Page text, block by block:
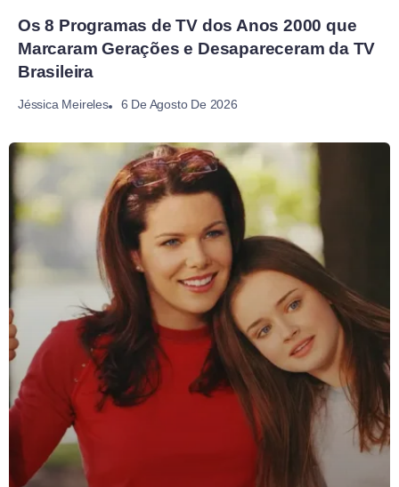
Os 8 Programas de TV dos Anos 2000 que
Marcaram Gerações e Desapareceram da TV
Brasileira
Jéssica Meireles 6 De Agosto De 2026